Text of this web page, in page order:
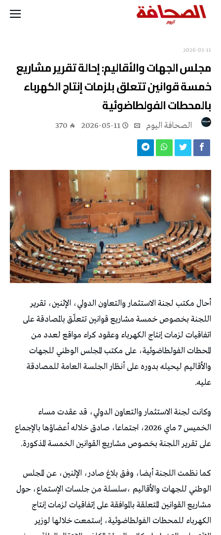
2026-05-11
مجلس الجهات والأقاليم: إحالة تقرير مشاريع
خمسة قوانين تتعلق بلزمات إنتاج الكهرباء
بالمحطات الفولطاضوئية
2026-05-11
370
أحال مكتب لجنة الاستثمار والتعاون الدولي، الإثنين، تقرير
اللجنة بخصوص خمسة مشاريع قوانين تتعلّق بالمصادقة على
اتفاقيات لزمات إنتاج الكهرباء وعقود كراء مواقع لعدد من
المحطات الفولطاضوئية، على مكتب المجلس الوطني للجهات
والأقاليم ليحيله بدوره على أنظار الجلسة العامة للمصادقة
عليه.
وكانت لجنة الاستثمار والتعاون الدولي، قد عقدت مساء
الخميس 7 ماي 2026، اجتماعا، صادق خلاله أعضاؤها بالإجماع
على تقرير اللجنة بخصوص مشاريع القوانين الخمسة المذكورة.
كما نظمت اللجنة أيضا، وفق بلاغ صادر، الإثنين، عن المجلس
الوطني للجهات والأقاليم ،سلسلة من جلسات الإستماع، حول
مشاريع القوانين المتعلقة بالموافقة على إتفاقيات لزمات إنتاج
الكهرباء للمحطات الفولطاضوئية، إستمعت خلالها لوزير